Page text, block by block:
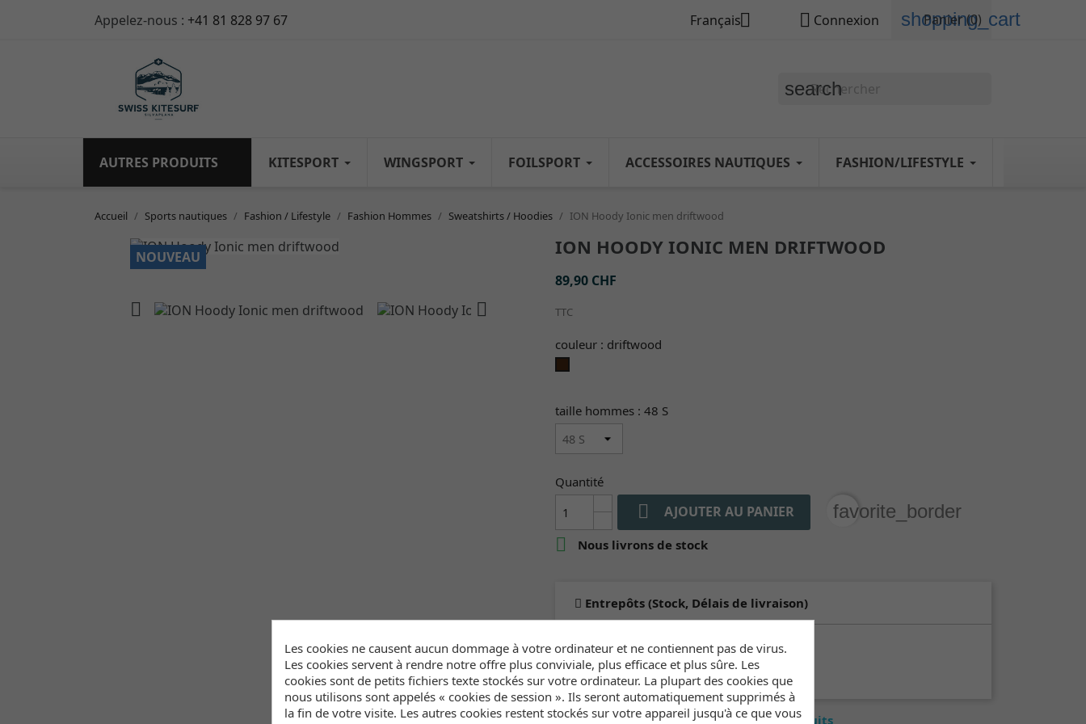
Appelez-nous : +41 81 828 97 67 Français  Connexion shopping_cart
Panier(0)
search
AUTRES PRODUITS KITESPORT WINGSPORT FOILSPORT ACCESSOIRES NAUTIQUES FASHION/LIFESTYLE
Accueil Sports nautiques Fashion / Lifestyle Fashion Hommes Sweatshirts / Hoodies ION Hoody Ionic men driftwood
NOUVEAU
 
ION HOODY IONIC MEN DRIFTWOOD
89,90 CHF
TTC
couleur : driftwood
taille hommes : 48 S
Quantité
 AJOUTER AU PANIER
favorite_border

Nous livrons de stock
Entrepôts (Stock, Délais de livraison)
Duotone Suisse
En stock:
2-5 jours ouvrables
Cliquez ici pour voir l'inventaire des produits
Les cookies ne causent aucun dommage à votre ordinateur et ne contiennent pas de virus.
Les cookies servent à rendre notre offre plus conviviale, plus efficace et plus sûre. Les
cookies sont de petits fichiers texte stockés sur votre ordinateur. La plupart des cookies que
nous utilisons sont appelés « cookies de session ». Ils seront automatiquement supprimés à
la fin de votre visite. Les autres cookies restent stockés sur votre appareil jusqu'à ce que vous